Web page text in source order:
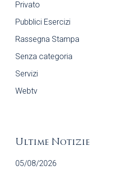
Privato
Pubblici Esercizi
Rassegna Stampa
Senza categoria
Servizi
Webtv
Ultime Notizie
05/08/2026